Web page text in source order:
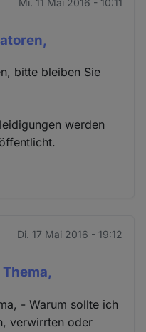
bitte bleiben Sie
werden
Di. 17 Mai 2016 - 19:12
- Warum sollte ich
verwirrten oder